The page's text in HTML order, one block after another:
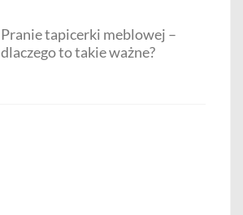
Pranie tapicerki meblowej –
dlaczego to takie ważne?